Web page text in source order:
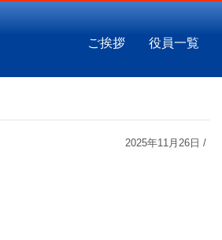
ご挨拶 役員一覧
2025年11月26日 /